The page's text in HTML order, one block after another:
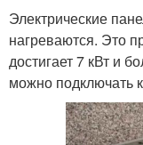
Электрические
нагреваются. Это
достигает 7 кВт и
можно подключать